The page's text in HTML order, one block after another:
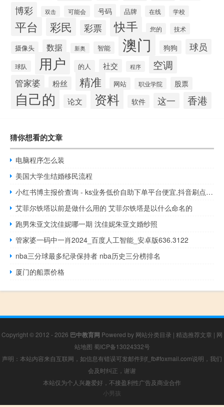
博彩 双击 可能会 号码 品牌 在线 学校
平台 彩民 彩票 快手 您的 技术
摄像头 数据 新奥 智能 澳门 狗狗 球员
球队 用户 的人 社交 程序 空调
管家婆 粉丝 精准 网站 职业学院 股票
自己的 论文 资料 软件 这一 香港
猜你想看的文章
电脑程序怎么装
美国大学生结婚移民流程
小红书博主报价查询 - ks业务低价自助下单平台便宜,抖音刷点赞网址便宜
艾菲尔铁塔以前是做什么用的 艾菲尔铁塔是以什么命名的
跑男朱亚文沈佳妮哪一期 沈佳妮朱亚文婚纱照
管家婆一码中一肖2024_百度人工智能_安卓版636.3122
nba三分球最多纪录保持者 nba历史三分榜排名
厦门的船票价格
Copyright © 2012 - 2026 巴中教育网 Powered by 网站分类目录 | 精选推荐文章 | 网
站地图 蜀ICP备13024332号
声明：本站内容来自互联网，如信息有错误可发邮件到f_fb#foxmail.com说明，我们
会及时纠正，谢谢
本站仅为个人兴趣爱好，不接盈利性广告及商业合作
小男孩